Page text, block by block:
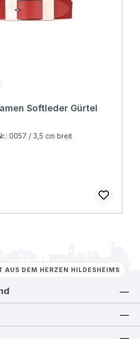
von 5 von 5 Sternen
Softleder Gürtel
0057 / 3,5 cm breit
AUS DEM HERZEN HILDESHEIMS